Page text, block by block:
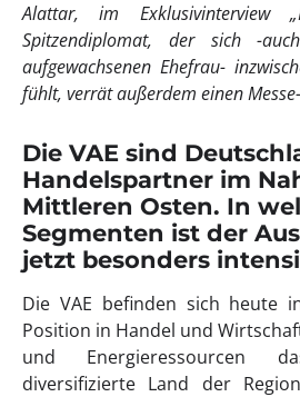
Alattar, im Exklusivinterview
Spitzendiplomat, der sich -
aufgewachsenen Ehefrau-
fühlt, verrät außerdem einen
Die VAE sind
Handelspartner im
Mittleren Osten. In
Segmenten ist der
jetzt besonders
Die VAE befinden sich heute
Position in Handel und
und Energieressourcen
diversifizierte Land der